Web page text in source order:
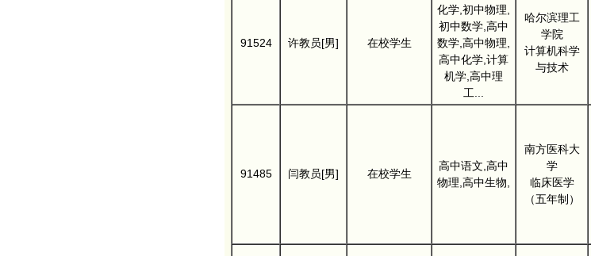
91524 许教员[男] 在校学生
化学,初中物理,
初中数学,高中
数学,高中物理,
高中化学,计算
机学,高中理
工...
哈尔滨理工
学院
计算机科学
与技术
91485 闫教员[男] 在校学生
高中语文,高中
物理,高中生物,
南方医科大
学
临床医学
（五年制）